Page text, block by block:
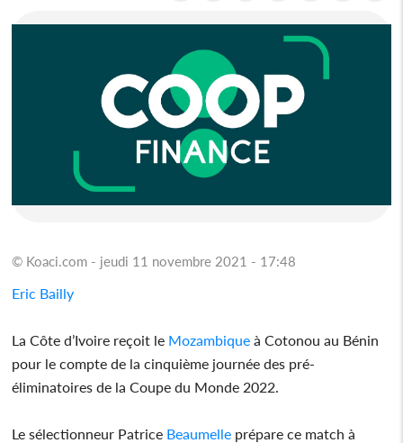
© Koaci.com - jeudi 11 novembre 2021 - 17:48
Eric Bailly
La Côte d’Ivoire reçoit le Mozambique à Cotonou au Bénin
pour le compte de la cinquième journée des pré-
éliminatoires de la Coupe du Monde 2022.
Le sélectionneur Patrice Beaumelle prépare ce match à